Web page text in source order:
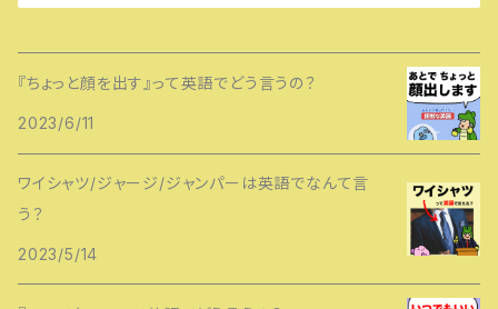
『ちょっと顔を出す』って英語でどう言うの？
2023/6/11
ワイシャツ/ジャージ/ジャンパーは英語でなんて言
う？
2023/5/14